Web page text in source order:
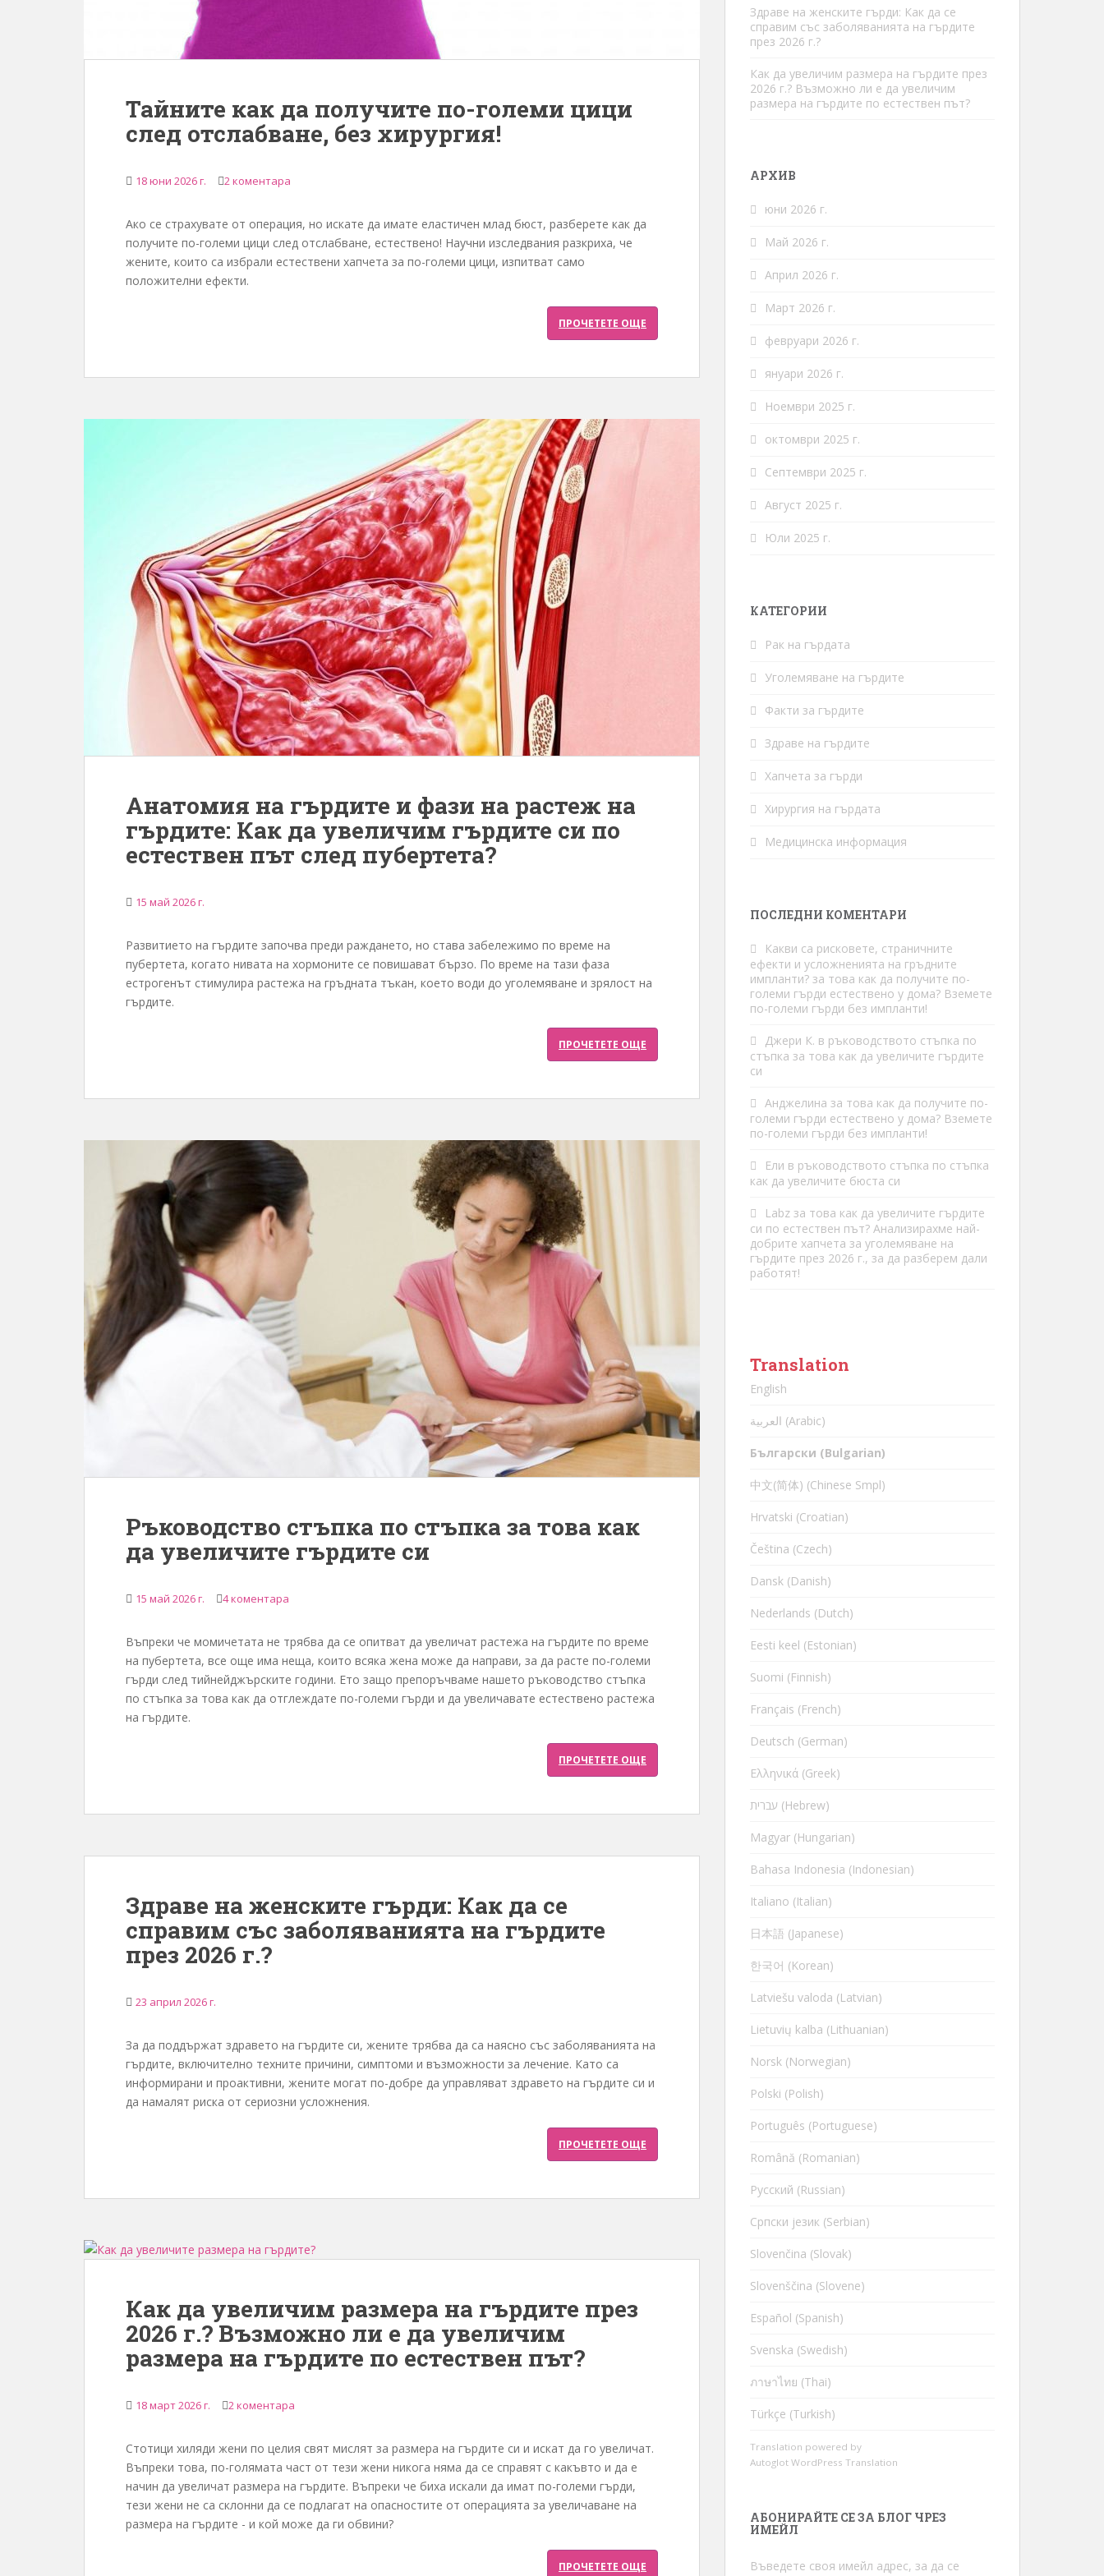
Тайните как да получите по-големи цици
след отслабване, без хирургия!
18 юни 2026 г. 2 коментара
Ако се страхувате от операция, но искате да имате еластичен млад бюст, разберете как да
получите по-големи цици след отслабване, естествено! Научни изследвания разкриха, че
жените, които са избрали естествени хапчета за по-големи цици, изпитват само
положителни ефекти.
ПРОЧЕТЕТЕ ОЩЕ
Анатомия на гърдите и фази на растеж на
гърдите: Как да увеличим гърдите си по
естествен път след пубертета?
15 май 2026 г.
Развитието на гърдите започва преди раждането, но става забележимо по време на
пубертета, когато нивата на хормоните се повишават бързо. По време на тази фаза
естрогенът стимулира растежа на гръдната тъкан, което води до уголемяване и зрялост на
гърдите.
ПРОЧЕТЕТЕ ОЩЕ
Ръководство стъпка по стъпка за това как
да увеличите гърдите си
15 май 2026 г. 4 коментара
Въпреки че момичетата не трябва да се опитват да увеличат растежа на гърдите по време
на пубертета, все още има неща, които всяка жена може да направи, за да расте по-големи
гърди след тийнейджърските години. Ето защо препоръчваме нашето ръководство стъпка
по стъпка за това как да отглеждате по-големи гърди и да увеличавате естествено растежа
на гърдите.
ПРОЧЕТЕТЕ ОЩЕ
Здраве на женските гърди: Как да се
справим със заболяванията на гърдите
през 2026 г.?
23 април 2026 г.
За да поддържат здравето на гърдите си, жените трябва да са наясно със заболяванията на
гърдите, включително техните причини, симптоми и възможности за лечение. Като са
информирани и проактивни, жените могат по-добре да управляват здравето на гърдите си и
да намалят риска от сериозни усложнения.
ПРОЧЕТЕТЕ ОЩЕ
Как да увеличим размера на гърдите през
2026 г.? Възможно ли е да увеличим
размера на гърдите по естествен път?
18 март 2026 г. 2 коментара
Стотици хиляди жени по целия свят мислят за размера на гърдите си и искат да го увеличат.
Въпреки това, по-голямата част от тези жени никога няма да се справят с какъвто и да е
начин да увеличат размера на гърдите. Въпреки че биха искали да имат по-големи гърди,
тези жени не са склонни да се подлагат на опасностите от операцията за увеличаване на
размера на гърдите - и кой може да ги обвини?
ПРОЧЕТЕТЕ ОЩЕ
Здраве на женските гърди: Как да се
справим със заболяванията на гърдите
през 2026 г.?
Как да увеличим размера на гърдите през
2026 г.? Възможно ли е да увеличим
размера на гърдите по естествен път?
АРХИВ
юни 2026 г.
Май 2026 г.
Април 2026 г.
Март 2026 г.
февруари 2026 г.
януари 2026 г.
Ноември 2025 г.
октомври 2025 г.
Септември 2025 г.
Август 2025 г.
Юли 2025 г.
КАТЕГОРИИ
Рак на гърдата
Уголемяване на гърдите
Факти за гърдите
Здраве на гърдите
Хапчета за гърди
Хирургия на гърдата
Медицинска информация
ПОСЛЕДНИ КОМЕНТАРИ
Какви са рисковете, страничните
ефекти и усложненията на гръдните
импланти? за това как да получите по-
големи гърди естествено у дома? Вземете
по-големи гърди без импланти!
Джери К. в ръководството стъпка по
стъпка за това как да увеличите гърдите
си
Анджелина за това как да получите по-
големи гърди естествено у дома? Вземете
по-големи гърди без импланти!
Ели в ръководството стъпка по стъпка
как да увеличите бюста си
Labz за това как да увеличите гърдите
си по естествен път? Анализирахме най-
добрите хапчета за уголемяване на
гърдите през 2026 г., за да разберем дали
работят!
Translation
English
العربية (Arabic)
Български (Bulgarian)
中文(简体) (Chinese Smpl)
Hrvatski (Croatian)
Čeština (Czech)
Dansk (Danish)
Nederlands (Dutch)
Eesti keel (Estonian)
Suomi (Finnish)
Français (French)
Deutsch (German)
Ελληνικά (Greek)
עברית (Hebrew)
Magyar (Hungarian)
Bahasa Indonesia (Indonesian)
Italiano (Italian)
日本語 (Japanese)
한국어 (Korean)
Latviešu valoda (Latvian)
Lietuvių kalba (Lithuanian)
Norsk (Norwegian)
Polski (Polish)
Português (Portuguese)
Română (Romanian)
Русский (Russian)
Cрпски језик (Serbian)
Slovenčina (Slovak)
Slovenščina (Slovene)
Español (Spanish)
Svenska (Swedish)
ภาษาไทย (Thai)
Türkçe (Turkish)
Translation powered by
Autoglot WordPress Translation
АБОНИРАЙТЕ СЕ ЗА БЛОГ ЧРЕЗ
ИМЕЙЛ
Въведете своя имейл адрес, за да се